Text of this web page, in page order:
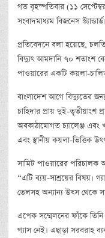
গত বৃহস্পতিবার (১১
সংবাদমাধ্যম বিজনেস স্ট্যান্ডার্ড।
প্রতিবেদনে বলা হয়েছে,
বিদ্যুৎ আমদানি ৭০ শতাংশ
পাওয়ারের একটি কয়লা-
বাংলাদেশ আগে বিদ্যুতের
চাহিদার প্রায় দুই-তৃতীয়াংশ
অবকাঠামোগত চ্যালেঞ্জ
এবং স্থানীয় কয়লা-ভিত্তিক
সামিট পাওয়ারের পরিচালক
“এটি ব্যয়-সাশ্রয়ের বিষয়।
তেলসহ অন্যান্য উৎস থেকে
এপেক সম্মেলনের ফাঁকে
গ্যাস নেই। এছাড়া সরবরাহ